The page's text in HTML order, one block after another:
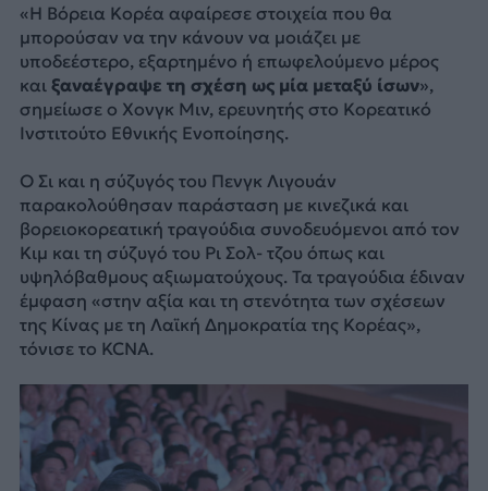
«Η Βόρεια Κορέα αφαίρεσε στοιχεία που θα
μπορούσαν να την κάνουν να μοιάζει με
υποδεέστερο, εξαρτημένο ή επωφελούμενο μέρος
και ξαναέγραψε τη σχέση ως μία μεταξύ ίσων»,
σημείωσε ο Χονγκ Μιν, ερευνητής στο Κορεατικό
Ινστιτούτο Εθνικής Ενοποίησης.
Ο Σι και η σύζυγός του Πενγκ Λιγουάν
παρακολούθησαν παράσταση με κινεζικά και
βορειοκορεατική τραγούδια συνοδευόμενοι από τον
Κιμ και τη σύζυγό του Ρι Σολ- τζου όπως και
υψηλόβαθμους αξιωματούχους. Τα τραγούδια έδιναν
έμφαση «στην αξία και τη στενότητα των σχέσεων
της Κίνας με τη Λαϊκή Δημοκρατία της Κορέας»,
τόνισε το KCNA.